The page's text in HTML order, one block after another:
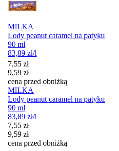
MILKA
Lody peanut caramel na patyku
90 ml
83,89 zł/l
Cena promocyjna
7,55 zł
9,59 zł
cena przed obniżką
MILKA
Lody peanut caramel na patyku
90 ml
83,89 zł/l
Cena promocyjna
7,55 zł
9,59 zł
cena przed obniżką